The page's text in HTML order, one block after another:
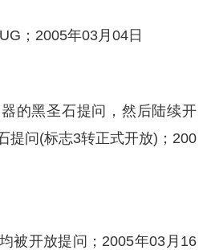
；2005年03月04日
的黑圣石提问，然后陆续开
提问(标志3转正式开放)；200
被开放提问；2005年03月16